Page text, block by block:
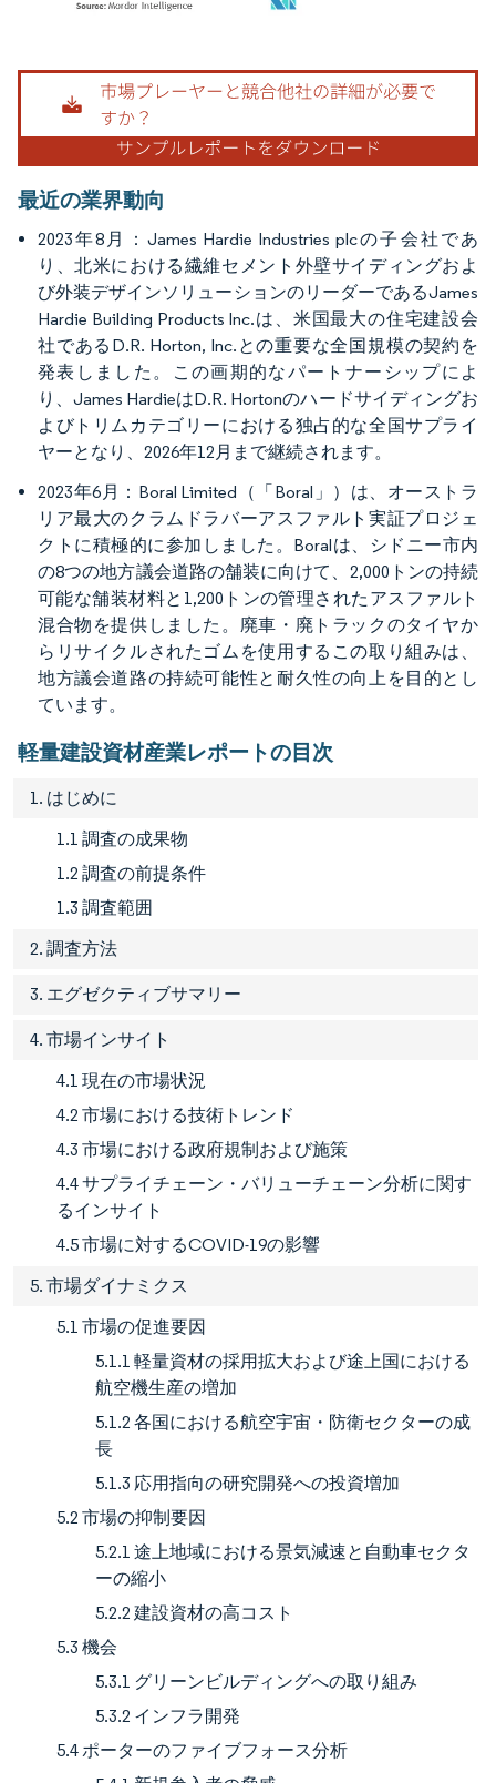
画像 © Mordor Intelligence。再利用にはCC BY 4.0の表示が必要です。
最近の業界動向
2023年8月：James Hardie Industries plcの子会社であ
り、北米における繊維セメント外壁サイディングおよ
び外装デザインソリューションのリーダーであるJames
Hardie Building Products Inc.は、米国最大の住宅建設会
社であるD.R. Horton, Inc.との重要な全国規模の契約を
発表しました。この画期的なパートナーシップによ
り、James HardieはD.R. Hortonのハードサイディングお
よびトリムカテゴリーにおける独占的な全国サプライ
ヤーとなり、2026年12月まで継続されます。
2023年6月：Boral Limited（「Boral」）は、オーストラ
リア最大のクラムドラバーアスファルト実証プロジェ
クトに積極的に参加しました。Boralは、シドニー市内
の8つの地方議会道路の舗装に向けて、2,000トンの持続
可能な舗装材料と1,200トンの管理されたアスファルト
混合物を提供しました。廃車・廃トラックのタイヤか
らリサイクルされたゴムを使用するこの取り組みは、
地方議会道路の持続可能性と耐久性の向上を目的とし
ています。
軽量建設資材産業レポートの目次
1. はじめに
1.1 調査の成果物
1.2 調査の前提条件
1.3 調査範囲
2. 調査方法
3. エグゼクティブサマリー
4. 市場インサイト
4.1 現在の市場状況
4.2 市場における技術トレンド
4.3 市場における政府規制および施策
4.4 サプライチェーン・バリューチェーン分析に関す
るインサイト
4.5 市場に対するCOVID-19の影響
5. 市場ダイナミクス
5.1 市場の促進要因
5.1.1 軽量資材の採用拡大および途上国における
航空機生産の増加
5.1.2 各国における航空宇宙・防衛セクターの成
長
5.1.3 応用指向の研究開発への投資増加
5.2 市場の抑制要因
5.2.1 途上地域における景気減速と自動車セクタ
ーの縮小
5.2.2 建設資材の高コスト
5.3 機会
5.3.1 グリーンビルディングへの取り組み
5.3.2 インフラ開発
5.4 ポーターのファイブフォース分析